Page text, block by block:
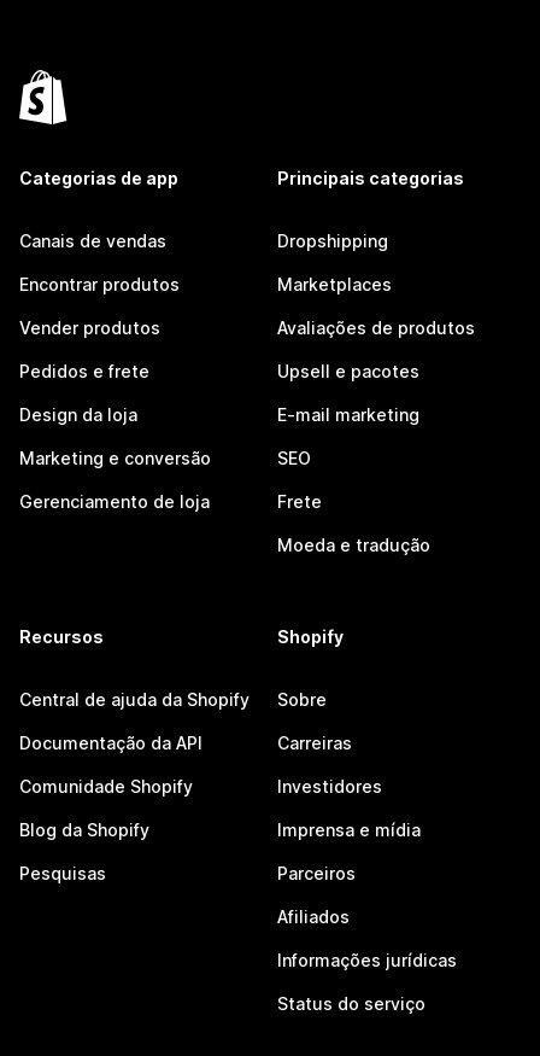
Categorias de app
Canais de vendas
Encontrar produtos
Vender produtos
Pedidos e frete
Design da loja
Marketing e conversão
Gerenciamento de loja
Principais categorias
Dropshipping
Marketplaces
Avaliações de produtos
Upsell e pacotes
E-mail marketing
SEO
Frete
Moeda e tradução
Recursos
Central de ajuda da Shopify
Documentação da API
Comunidade Shopify
Blog da Shopify
Pesquisas
Shopify
Sobre
Carreiras
Investidores
Imprensa e mídia
Parceiros
Afiliados
Informações jurídicas
Status do serviço